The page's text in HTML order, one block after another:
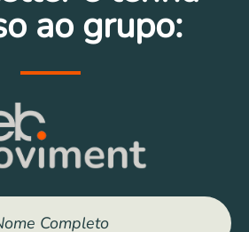
ao grupo: